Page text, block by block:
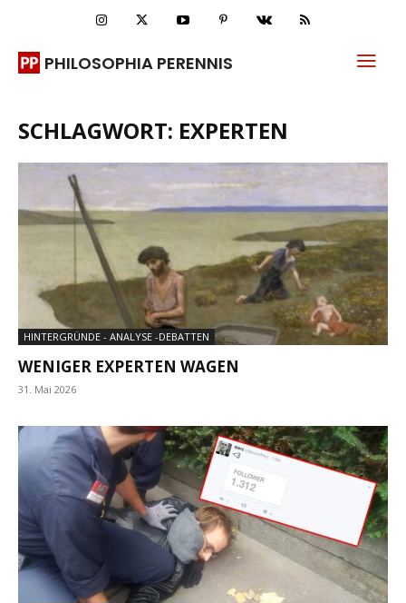
PHILOSOPHIA PERENNIS
SCHLAGWORT: EXPERTEN
HINTERGRÜNDE - ANALYSE -DEBATTEN
WENIGER EXPERTEN WAGEN
31. Mai 2026